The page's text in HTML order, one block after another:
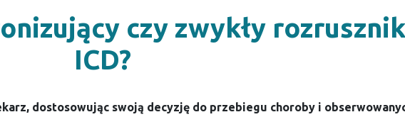
czy zwykły
ICD?
dostosowując swoją decyzję do przebiegu choroby i